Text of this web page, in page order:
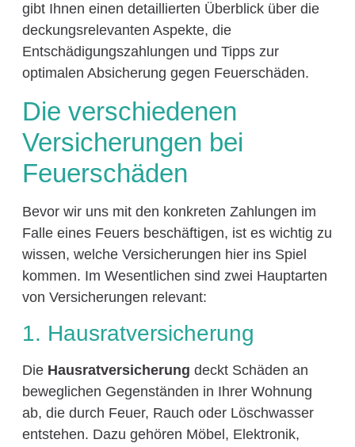
gibt Ihnen einen detaillierten Überblick über die
deckungsrelevanten Aspekte, die
Entschädigungszahlungen und Tipps zur
optimalen Absicherung gegen Feuerschäden.
Die verschiedenen
Versicherungen bei
Feuerschäden
Bevor wir uns mit den konkreten Zahlungen im
Falle eines Feuers beschäftigen, ist es wichtig zu
wissen, welche Versicherungen hier ins Spiel
kommen. Im Wesentlichen sind zwei Hauptarten
von Versicherungen relevant:
1. Hausratversicherung
Die Hausratversicherung deckt Schäden an
beweglichen Gegenständen in Ihrer Wohnung
ab, die durch Feuer, Rauch oder Löschwasser
entstehen. Dazu gehören Möbel, Elektronik,